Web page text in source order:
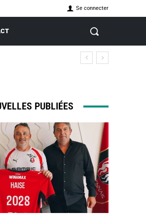
Se connecter
PUBLIÉES